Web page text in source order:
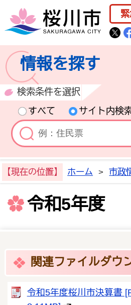
情報を探す
検索条件を選択
すべて
サイト内検
【現在の位置】 ホーム > 市政
令和5年度
関連ファイルダウ
令和5年度桜川市決算書